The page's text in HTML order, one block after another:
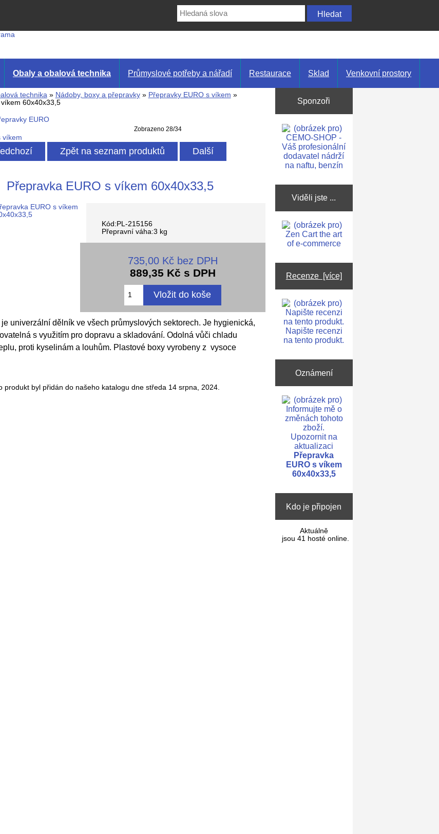
Obaly a obalová technika Průmyslové potřeby a nářadí Restaurace Sklad Venkovní prostory
technika» Nádoby, boxy a přepravky» Přepravky EURO s víkem »
60x40x33,5
víkem
Zobrazeno 28/34
Zpět na seznam produktů Další
Přepravka EURO s víkem 60x40x33,5
Kód:PL-215156
Přepravní váha:3 kg
735,00 Kč bez DPH
889,35 Kč s DPH
univerzální dělník ve všech průmyslových sektorech. Je hygienická,
s využitím pro dopravu a skladování. Odolná vůči chladu
proti kyselinám a louhům. Plastové boxy vyrobeny z vysoce
produkt byl přidán do našeho katalogu dne středa 14 srpna, 2024.
Sponzoři
Viděli jste ...
Recenze [více]
Napište recenzi
na tento produkt.
Oznámení
Upozornit na
aktualizaci
Přepravka
EURO s víkem
60x40x33,5
Kdo je připojen
Aktuálně
jsou 41 hosté online.